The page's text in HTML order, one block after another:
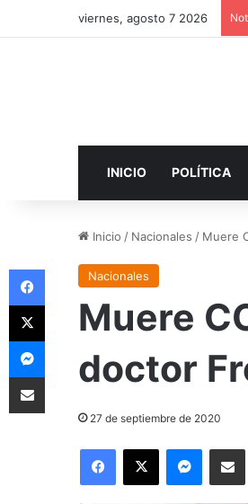
viernes, agosto 7 2026
INICIO POLÍTICA
Inicio / Nacionales / Muere
Nacionales
Muere
doctor
27 de septiembre de 2020
Facebook
X
Facebook
X
Messenger
Compartir por correo electrónico